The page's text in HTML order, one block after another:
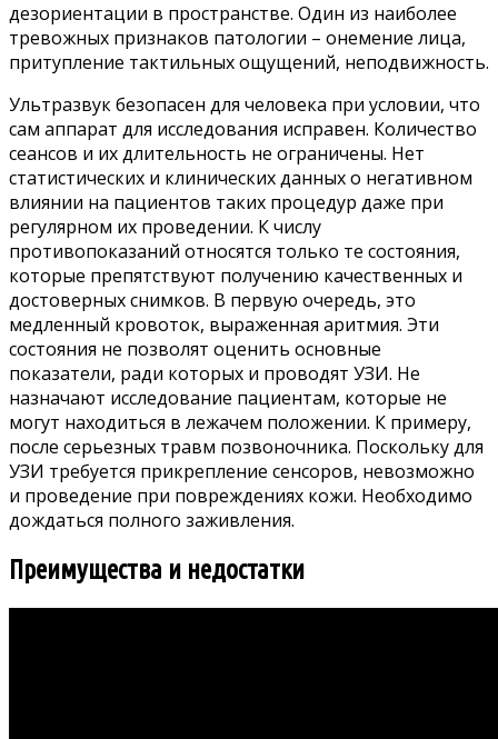
дезориентации в пространстве. Один из наиболее
тревожных признаков патологии – онемение лица,
притупление тактильных ощущений, неподвижность.
Ультразвук безопасен для человека при условии, что
сам аппарат для исследования исправен. Количество
сеансов и их длительность не ограничены. Нет
статистических и клинических данных о негативном
влиянии на пациентов таких процедур даже при
регулярном их проведении. К числу
противопоказаний относятся только те состояния,
которые препятствуют получению качественных и
достоверных снимков. В первую очередь, это
медленный кровоток, выраженная аритмия. Эти
состояния не позволят оценить основные
показатели, ради которых и проводят УЗИ. Не
назначают исследование пациентам, которые не
могут находиться в лежачем положении. К примеру,
после серьезных травм позвоночника. Поскольку для
УЗИ требуется прикрепление сенсоров, невозможно
и проведение при повреждениях кожи. Необходимо
дождаться полного заживления.
Преимущества и недостатки